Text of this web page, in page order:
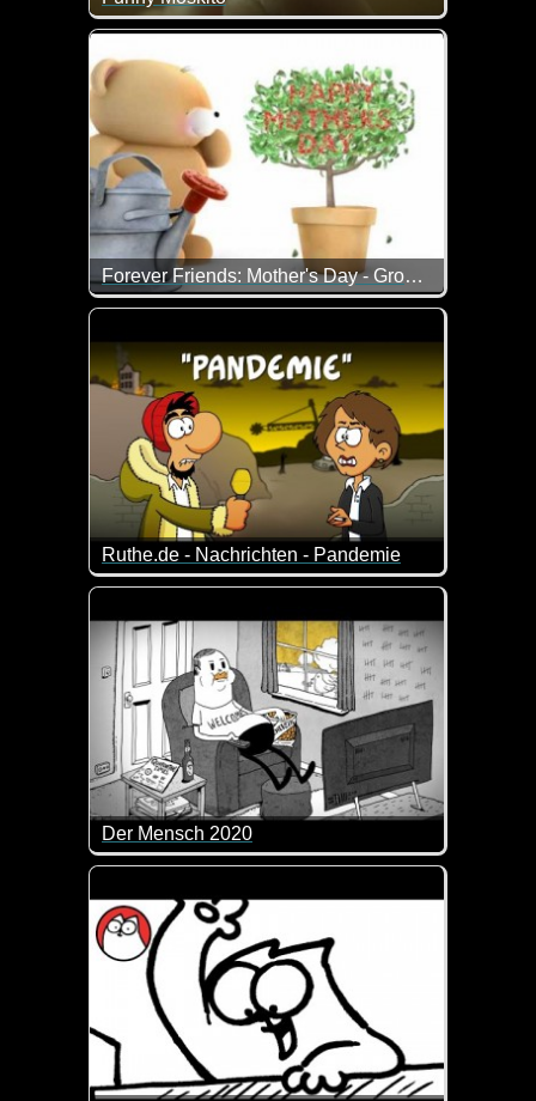
Diese kleinen Biester können einem ja wirklich
Forever Friends: Mother's Day - Growing Tree
Das kleine Bärchen und ich wünschen allen
Ruthe.de - Nachrichten - Pandemie
Frederik Schrader und Tjorben Eckermann
Der Mensch 2020
Ein super Film über Mensch und Tier im Jahr